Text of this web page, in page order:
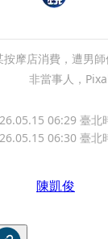
摩店消費，遭男
非當事人，
06:29 臺北
06:30 臺北
陳凱俊